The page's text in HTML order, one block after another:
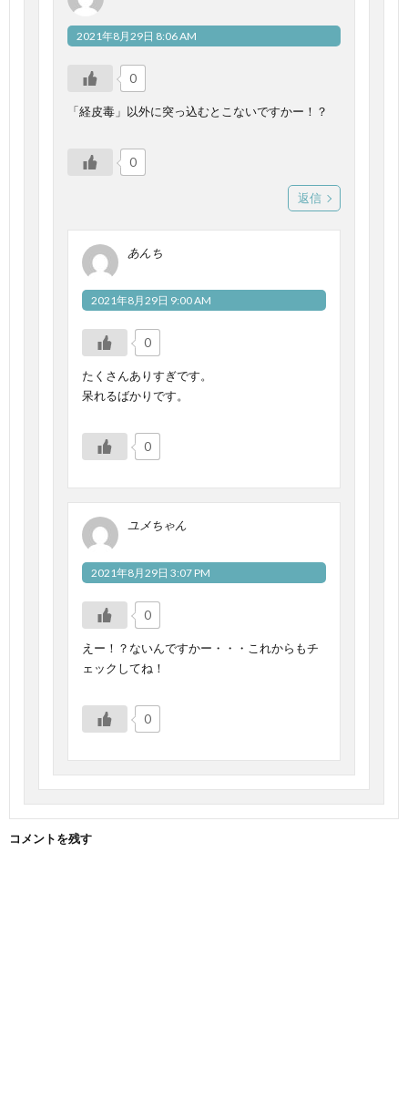
2021年8月29日 8:06 AM
0
「経皮毒」以外に突っ込むとこないですかー！？
0
返信
あんち
2021年8月29日 9:00 AM
0
たくさんありすぎです。
呆れるばかりです。
0
ユメちゃん
2021年8月29日 3:07 PM
0
えー！？ないんですかー・・・これからもチ
ェックしてね！
0
コメントを残す